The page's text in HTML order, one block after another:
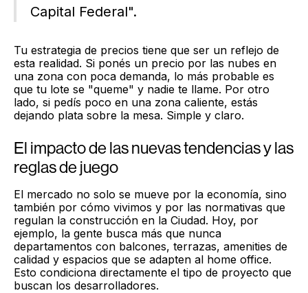
Capital Federal".
Tu estrategia de precios tiene que ser un reflejo de
esta realidad. Si ponés un precio por las nubes en
una zona con poca demanda, lo más probable es
que tu lote se "queme" y nadie te llame. Por otro
lado, si pedís poco en una zona caliente, estás
dejando plata sobre la mesa. Simple y claro.
El impacto de las nuevas tendencias y las
reglas de juego
El mercado no solo se mueve por la economía, sino
también por cómo vivimos y por las normativas que
regulan la construcción en la Ciudad. Hoy, por
ejemplo, la gente busca más que nunca
departamentos con balcones, terrazas, amenities de
calidad y espacios que se adapten al home office.
Esto condiciona directamente el tipo de proyecto que
buscan los desarrolladores.